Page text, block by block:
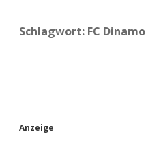
Schlagwort: FC
S
Anzeige